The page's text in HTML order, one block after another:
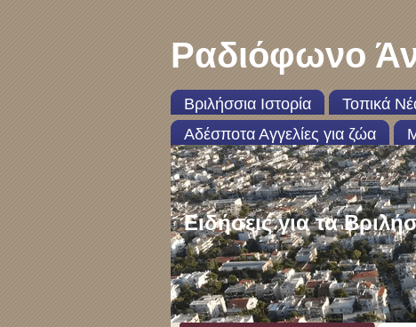
Ραδιόφωνο
Βριλήσσια Ιστορία Τοπικά
Αδέσποτα Αγγελίες για ζώα
Ειδήσεις για τα